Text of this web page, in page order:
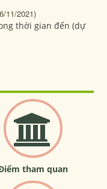
11/2021)
thời gian đến (dự
tham quan